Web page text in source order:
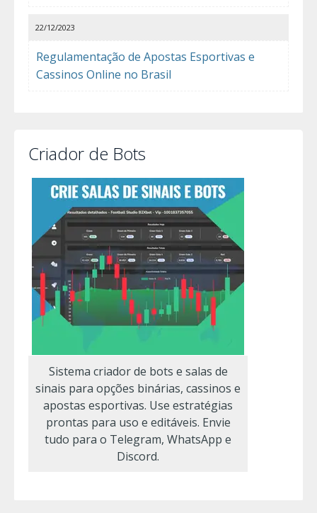
Regulamentação de Apostas Esportivas e
Cassinos Online no Brasil
22/12/2023
Criador de Bots
Sistema criador de bots e salas de
sinais para opções binárias, cassinos e
apostas esportivas. Use estratégias
prontas para uso e editáveis. Envie
tudo para o Telegram, WhatsApp e
Discord.